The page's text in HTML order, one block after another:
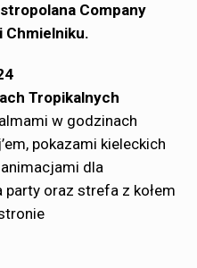
Company
Chmielniku.
Tropikalnych
w godzinach
pokazami kieleckich
dla
oraz strefa z kołem